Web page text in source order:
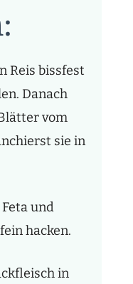
Reis bissfest
Danach
vom
sie in
und
hacken.
in